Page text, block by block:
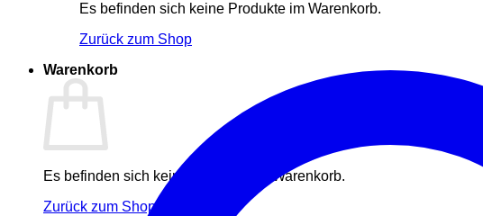
Es befinden sich keine Produkte im Warenkorb.
Zurück zum Shop
Warenkorb
Es befinden sich keine Produkte im Warenkorb.
Zurück zum Shop